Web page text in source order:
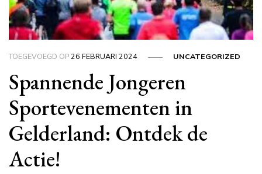
TOEGEVOEGD OP26 FEBRUARI 2024 UNCATEGORIZED
Spannende Jongeren
Sportevenementen in
Gelderland: Ontdek de
Actie!